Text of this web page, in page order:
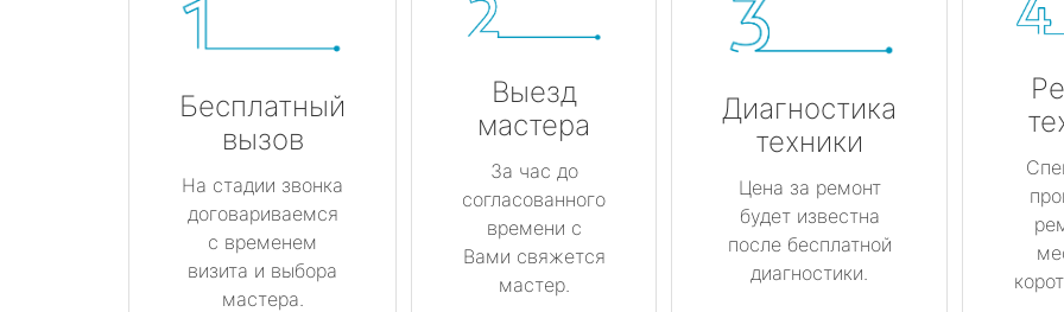
Бесплатный
вызов
На стадии звонка
договариваемся
с временем
визита и выбора
мастера.
Выезд
мастера
За час до
согласованного
времени с
Вами свяжется
мастер.
Диагностика
техники
Цена за ремонт
будет известна
после бесплатной
диагностики.